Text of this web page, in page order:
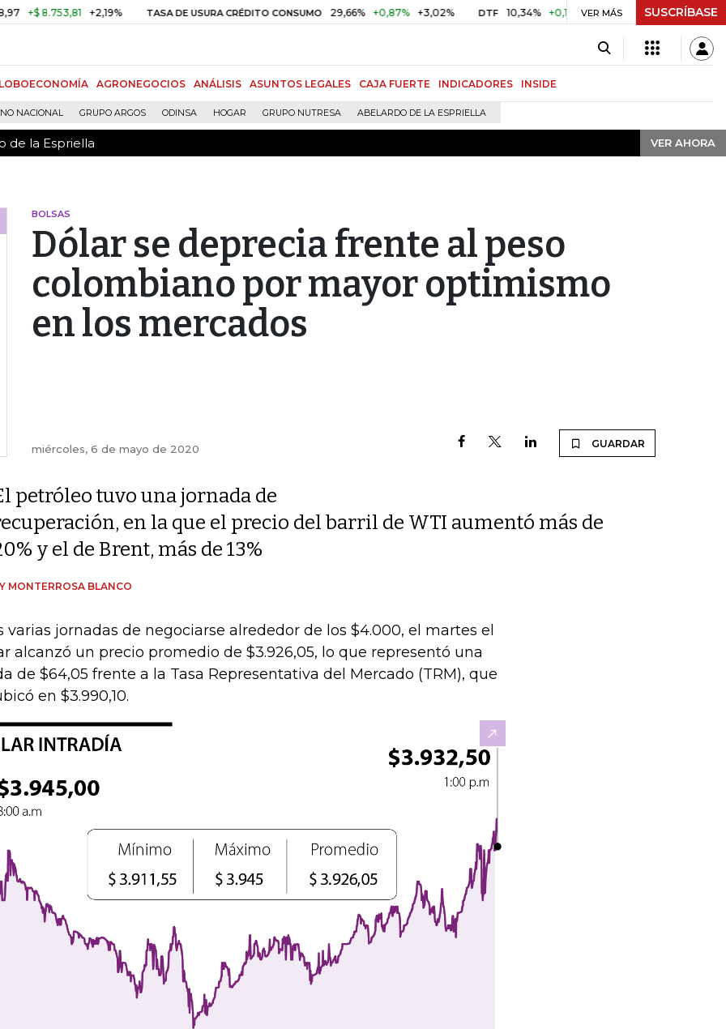
+2,19% TASA DE USURA CRÉDITO CONSUMO 29,66% +0,87% +3,02% DTF 10,34% +0,10% +0,98% UVR $ 416,91 +$ 0,05
VER MÁS SUSCRÍBASE
AGRONEGOCIOS ANÁLISIS ASUNTOS LEGALES CAJA FUERTE INDICADORES INSIDE
NACIONAL GRUPO ARGOS ODINSA HOGAR GRUPO NUTRESA ABELARDO DE LA ESPRIELLA
de la Espriella VER AHORA
de la Espriella VER AHORA
BOLSAS
Dólar se deprecia frente al peso
colombiano por mayor optimismo
en los mercados
miércoles, 6 de mayo de 2020 GUARDAR
petróleo tuvo una jornada de
en la que el precio del barril de WTI aumentó más de
y el de Brent, más de 13%
MONTERROSA BLANCO
varias jornadas de negociarse alrededor de los $4.000, el martes el
alcanzó un precio promedio de $3.926,05, lo que representó una
de $64,05 frente a la Tasa Representativa del Mercado (TRM), que
en $3.990,10.